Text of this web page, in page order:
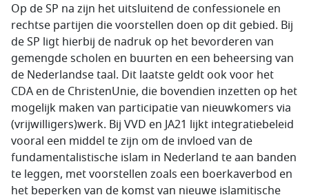
Op de SP na zijn het uitsluitend de confessionele en
rechtse partijen die voorstellen doen op dit gebied. Bij
de SP ligt hierbij de nadruk op het bevorderen van
gemengde scholen en buurten en een beheersing van
de Nederlandse taal. Dit laatste geldt ook voor het
CDA en de ChristenUnie, die bovendien inzetten op het
mogelijk maken van participatie van nieuwkomers via
(vrijwilligers)werk. Bij VVD en JA21 lijkt integratiebeleid
vooral een middel te zijn om de invloed van de
fundamentalistische islam in Nederland te aan banden
te leggen, met voorstellen zoals een boerkaverbod en
het beperken van de komst van nieuwe islamitische